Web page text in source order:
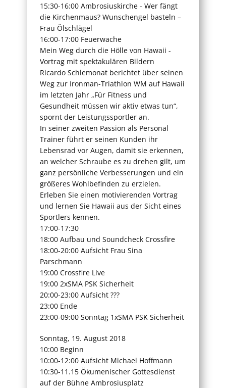
15:30-16:00 Ambrosiuskirche - Wer fängt
die Kirchenmaus? Wunschengel basteln –
Frau Ölschlägel
16:00-17:00 Feuerwache
Mein Weg durch die Hölle von Hawaii -
Vortrag mit spektakulären Bildern
Ricardo Schlemonat berichtet über seinen
Weg zur Ironman-Triathlon WM auf Hawaii
im letzten Jahr „Für Fitness und
Gesundheit müssen wir aktiv etwas tun“,
spornt der Leistungssportler an.
In seiner zweiten Passion als Personal
Trainer führt er seinen Kunden ihr
Lebensrad vor Augen, damit sie erkennen,
an welcher Schraube es zu drehen gilt, um
ganz persönliche Verbesserungen und ein
größeres Wohlbefinden zu erzielen.
Erleben Sie einen motivierenden Vortrag
und lernen Sie Hawaii aus der Sicht eines
Sportlers kennen.
17:00-17:30
18:00 Aufbau und Soundcheck Crossfire
18:00-20:00 Aufsicht Frau Sina
Parschmann
19:00 Crossfire Live
19:00 2xSMA PSK Sicherheit
20:00-23:00 Aufsicht ???
23:00 Ende
23:00-09:00 Sonntag 1xSMA PSK Sicherheit
Sonntag, 19. August 2018
10:00 Beginn
10:00-12:00 Aufsicht Michael Hoffmann
10:30-11.15 Ökumenischer Gottesdienst
auf der Bühne Ambrosiusplatz